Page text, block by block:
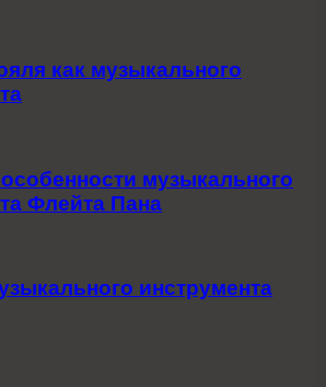
как музыкального
музыкального
Флейта Пана
инструмента